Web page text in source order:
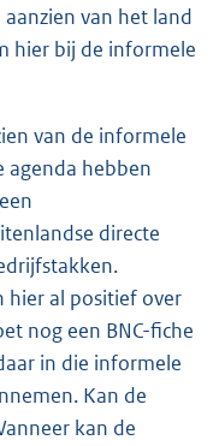
van het land
hier bij de informele
van de informele
agenda hebben
directe
hier al positief over
nog een BNC-fiche
in die informele
Kan de
kan de